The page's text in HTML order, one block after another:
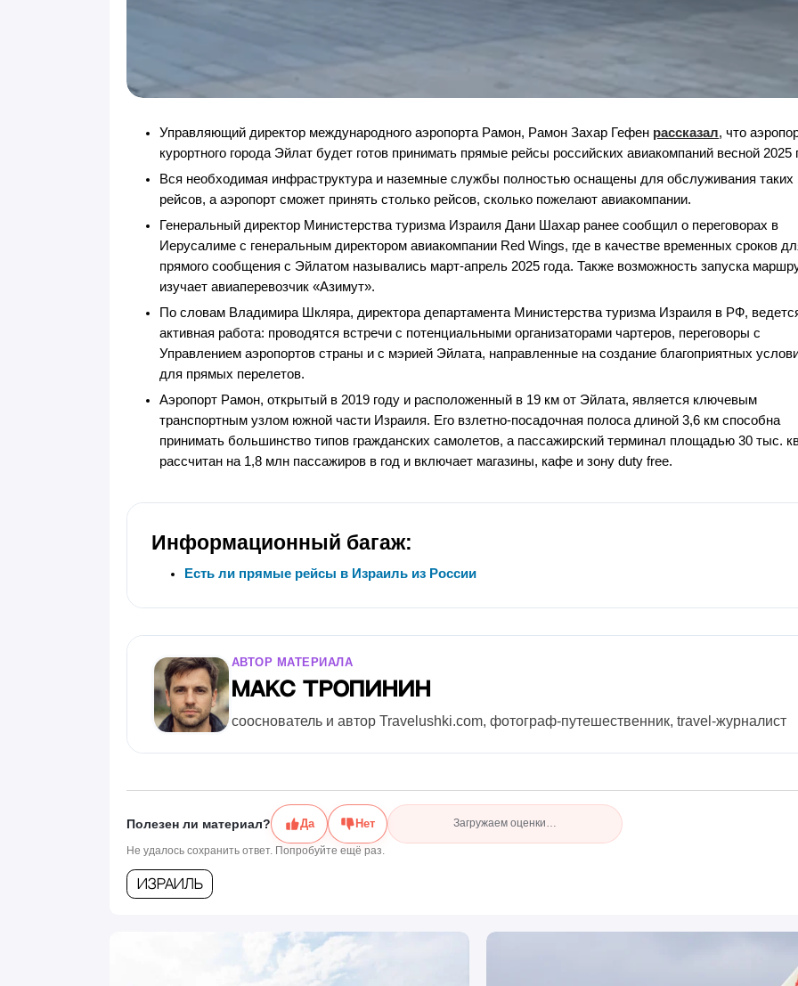
Управляющий директор международного аэропорта Рамон, Рамон Захар Гефен рассказал, что
курортного города Эйлат будет готов принимать прямые рейсы российских авиакомпаний весной 2025
Вся необходимая инфраструктура и наземные службы полностью оснащены для обслуживания таких
рейсов, а аэропорт сможет принять столько рейсов, сколько пожелают авиакомпании.
Генеральный директор Министерства туризма Израиля Дани Шахар ранее сообщил о переговорах в
Иерусалиме с генеральным директором авиакомпании Red Wings, где в качестве временных сроков
прямого сообщения с Эйлатом назывались март-апрель 2025 года. Также возможность запуска
изучает авиаперевозчик «Азимут».
По словам Владимира Шкляра, директора департамента Министерства туризма Израиля в РФ,
активная работа: проводятся встречи с потенциальными организаторами чартеров, переговоры с
Управлением аэропортов страны и с мэрией Эйлата, направленные на создание благоприятных
для прямых перелетов.
Аэропорт Рамон, открытый в 2019 году и расположенный в 19 км от Эйлата, является ключевым
транспортным узлом южной части Израиля. Его взлетно-посадочная полоса длиной 3,6 км способна
принимать большинство типов гражданских самолетов, а пассажирский терминал площадью 30 тыс.
рассчитан на 1,8 млн пассажиров в год и включает магазины, кафе и зону duty free.
Информационный багаж:
Есть ли прямые рейсы в Израиль из России
АВТОР МАТЕРИАЛА
Макс Тропинин
сооснователь и автор Travelushki.com, фотограф-путешественник, travel-журналист
Полезен ли материал? Да Нет Загружаем оценки…
Не удалось сохранить ответ. Попробуйте ещё раз.
Израиль